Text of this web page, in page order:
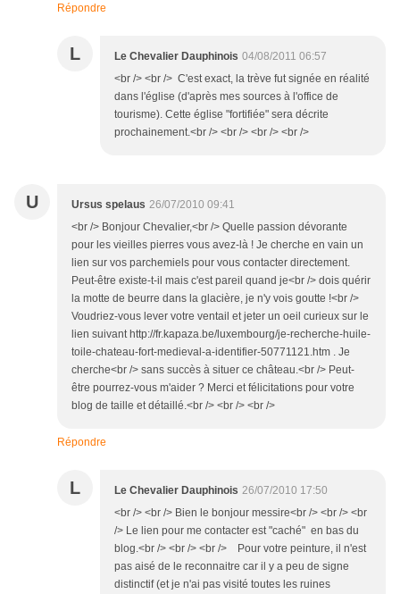
Répondre
L Le Chevalier Dauphinois 04/08/2011 06:57
<br /> <br /> C'est exact, la trève fut signée en réalité
dans l'église (d'après mes sources à l'office de
tourisme). Cette église "fortifiée" sera décrite
prochainement.<br /> <br /> <br /> <br />
U Ursus spelaus 26/07/2010 09:41
<br /> Bonjour Chevalier,<br /> Quelle passion dévorante
pour les vieilles pierres vous avez-là ! Je cherche en vain un
lien sur vos parchemiels pour vous contacter directement.
Peut-être existe-t-il mais c'est pareil quand je<br /> dois quérir
la motte de beurre dans la glacière, je n'y vois goutte !<br />
Voudriez-vous lever votre ventail et jeter un oeil curieux sur le
lien suivant http://fr.kapaza.be/luxembourg/je-recherche-huile-
toile-chateau-fort-medieval-a-identifier-50771121.htm . Je
cherche<br /> sans succès à situer ce château.<br /> Peut-
être pourrez-vous m'aider ? Merci et félicitations pour votre
blog de taille et détaillé.<br /> <br /> <br />
Répondre
L Le Chevalier Dauphinois 26/07/2010 17:50
<br /> <br /> Bien le bonjour messire<br /> <br /> <br
/> Le lien pour me contacter est "caché" en bas du
blog.<br /> <br /> <br /> Pour votre peinture, il n'est
pas aisé de le reconnaitre car il y a peu de signe
distinctif (et je n'ai pas visité toutes les ruines